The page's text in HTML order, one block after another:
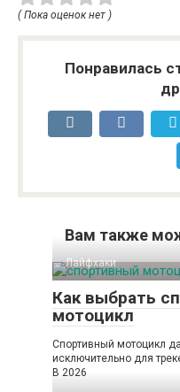
( Пока оценок нет )
Понравилась
Вам также
Лайфхаки
Как выбрать
мотоцикл
Спортивный мотоцикл
исключительно для
В 2026